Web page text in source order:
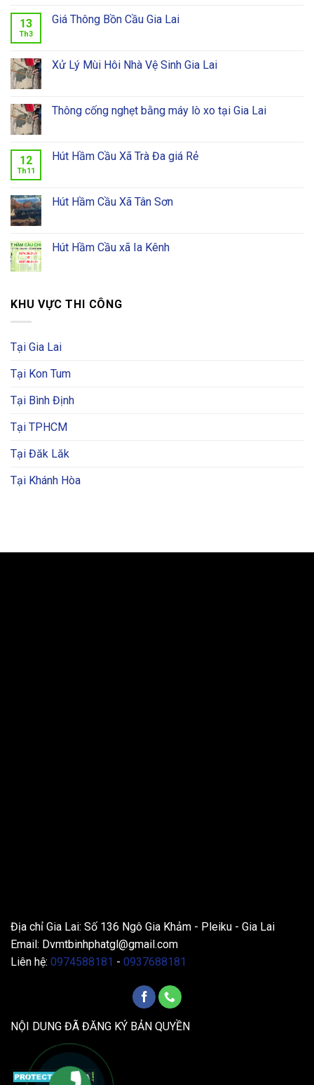
13
Th3
Giá Thông Bồn Cầu Gia Lai
Xử Lý Mùi Hôi Nhà Vệ Sinh Gia Lai
Thông cống nghẹt bằng máy lò xo tại Gia Lai
12
Th11
Hút Hầm Cầu Xã Trà Đa giá Rẻ
Hút Hầm Cầu Xã Tân Sơn
Hút Hầm Cầu xã Ia Kênh
KHU VỰC THI CÔNG
Tại Gia Lai
Tại Kon Tum
Tại Bình Định
Tại TPHCM
Tại Đăk Lăk
Tại Khánh Hòa
Địa chỉ Gia Lai: Số 136 Ngô Gia Khảm - Pleiku - Gia Lai
Email: Dvmtbinhphatgl@gmail.com
Liên hệ: 0974588181 - 0937688181
NỘI DUNG ĐÃ ĐĂNG KÝ BẢN QUYỀN